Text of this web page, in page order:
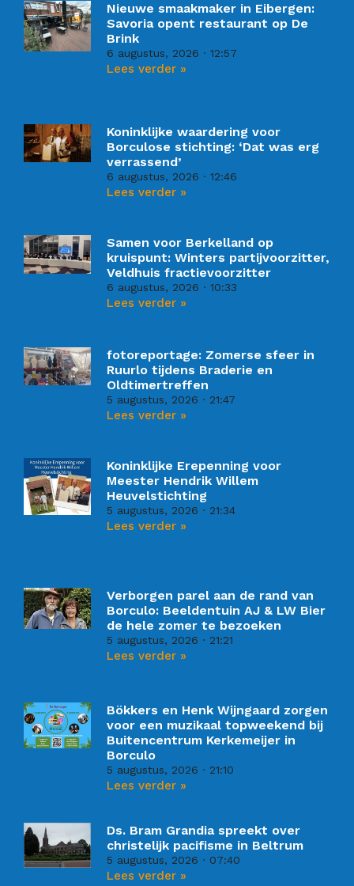
Nieuwe smaakmaker in Eibergen:
Savoria opent restaurant op De
Brink
6 augustus, 2026 12:57
Lees verder »
Koninklijke waardering voor
Borculose stichting: ‘Dat was erg
verrassend’
6 augustus, 2026 12:46
Lees verder »
Samen voor Berkelland op
kruispunt: Winters partijvoorzitter,
Veldhuis fractievoorzitter
6 augustus, 2026 10:33
Lees verder »
fotoreportage: Zomerse sfeer in
Ruurlo tijdens Braderie en
Oldtimertreffen
5 augustus, 2026 21:47
Lees verder »
Koninklijke Erepenning voor
Meester Hendrik Willem
Heuvelstichting
5 augustus, 2026 21:34
Lees verder »
Verborgen parel aan de rand van
Borculo: Beeldentuin AJ & LW Bier
de hele zomer te bezoeken
5 augustus, 2026 21:21
Lees verder »
Bökkers en Henk Wijngaard zorgen
voor een muzikaal topweekend bij
Buitencentrum Kerkemeijer in
Borculo
5 augustus, 2026 21:10
Lees verder »
Ds. Bram Grandia spreekt over
christelijk pacifisme in Beltrum
5 augustus, 2026 07:40
Lees verder »